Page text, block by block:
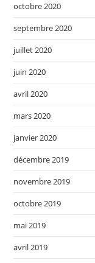
octobre 2020
septembre 2020
juillet 2020
juin 2020
avril 2020
mars 2020
janvier 2020
décembre 2019
novembre 2019
octobre 2019
mai 2019
avril 2019